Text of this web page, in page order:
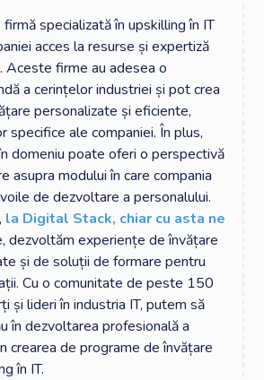
firmă specializată în upskilling în IT
acces la resurse și expertiză
Aceste firme au adesea o
a cerințelor industriei și pot crea
personalizate și eficiente,
specifice ale companiei. În plus,
domeniu poate oferi o perspectivă
asupra modului în care compania
de dezvoltare a personalului.
la Digital Stack, chiar cu asta ne
dezvoltăm experiențe de învățare
și de soluții de formare pentru
Cu o comunitate de peste 150
și lideri în industria IT, putem să
în dezvoltarea profesională a
crearea de programe de învățare
în IT.